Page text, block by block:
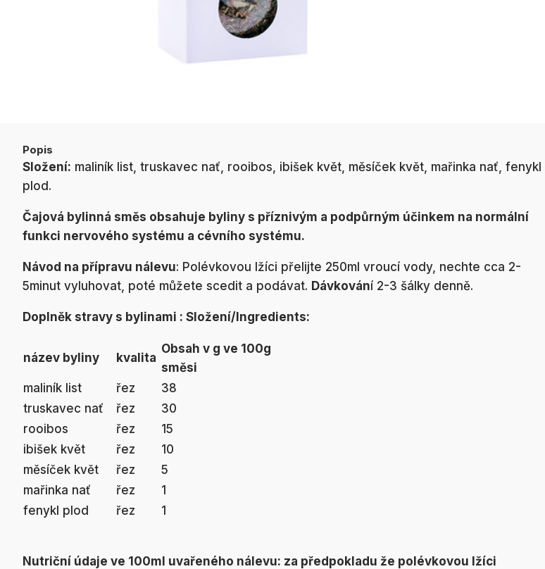
Popis
Složení: maliník list, truskavec nať, rooibos, ibišek květ, měsíček květ, mařinka nať, fenykl
plod.
Čajová bylinná směs obsahuje byliny s příznivým a podpůrným účinkem na normální
funkci nervového systému a cévního systému.
Návod na přípravu nálevu: Polévkovou lžíci přelijte 250ml vroucí vody, nechte cca 2-
5minut vyluhovat, poté můžete scedit a podávat. Dávkování 2-3 šálky denně.
Doplněk stravy s bylinami : Složení/Ingredients:
název byliny kvalita
Obsah v g ve 100g
směsi
maliník list
řez
38
truskavec nať
řez
30
rooibos
řez
15
ibišek květ
řez
10
měsíček květ
řez
5
mařinka nať
řez
1
fenykl plod
řez 1
Nutriční údaje ve 100ml uvařeného nálevu: za předpokladu že polévkovou lžíci